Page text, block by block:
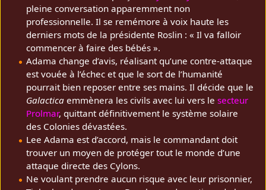
pleine conversation apparemment non
professionnelle. Il se remémore à voix haute les
derniers mots de la présidente Roslin : « Il va falloir
commencer à faire des bébés ».
Adama change d’avis, réalisant qu’une contre-attaque
est vouée à l’échec et que le sort de l’humanité
pourrait bien reposer entre ses mains. Il décide que le
Galacticaemmènera les civils avec lui vers le secteur
Prolmar, quittant définitivement le système solaire
des Colonies dévastées.
Lee Adama est d’accord, mais le commandant doit
trouver un moyen de protéger tout le monde d’une
attaque directe des Cylons.
Ne voulant prendre aucun risque avec leur prisonnier,